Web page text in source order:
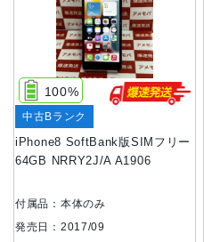
iPhone8 SoftBank版SIMフリー
64GB NRRY2J/A A1906
100%
中古Bランク
付属品：本体のみ
発売日：2017/09